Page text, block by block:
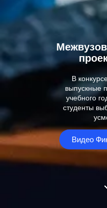
В
выпускные
учебного
студенты
Видео